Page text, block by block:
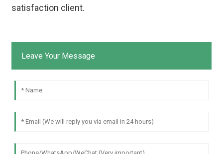
satisfaction client.
Leave Your Message